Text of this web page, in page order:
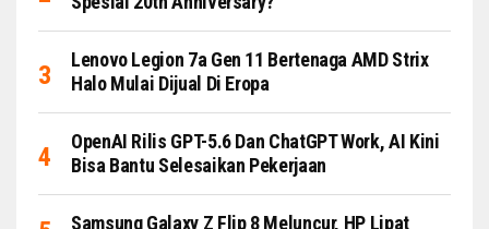
Lenovo Legion 7a Gen 11 Bertenaga AMD Strix
Halo Mulai Dijual Di Eropa
OpenAI Rilis GPT-5.6 Dan ChatGPT Work, AI Kini
Bisa Bantu Selesaikan Pekerjaan
Samsung Galaxy Z Flip 8 Meluncur, HP Lipat